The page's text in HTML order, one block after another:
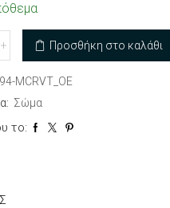
Προσθήκη στο καλάθι
MCRVT_OE
Σώμα
το: